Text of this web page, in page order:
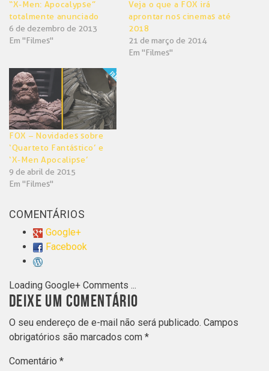
“X-Men: Apocalypse”
totalmente anunciado
6 de dezembro de 2013
Em "Filmes"
Veja o que a FOX irá
aprontar nos cinemas até
2018
21 de março de 2014
Em "Filmes"
FOX – Novidades sobre
‘Quarteto Fantástico’ e
‘X-Men Apocalipse’
9 de abril de 2015
Em "Filmes"
COMENTÁRIOS
Google+
Facebook
Loading Google+ Comments ...
DEIXE UM COMENTÁRIO
O seu endereço de e-mail não será publicado. Campos
obrigatórios são marcados com *
Comentário *